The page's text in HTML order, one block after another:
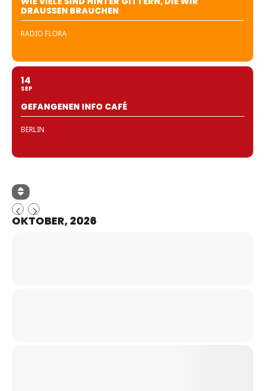
DRAUSSEN BRAUCHEN
RADIO FLORA
14
SEP
GEFANGENEN INFO CAFÉ
BERLIN
OKTOBER, 2026